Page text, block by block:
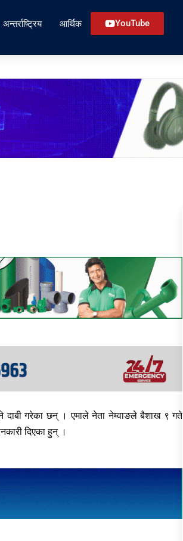
अन्तर्राष्ट्रिय आर्थिक YouTube
दाबी गरेका छन् । एमाले नेता नेम्वाङले बैशाख ९ गते
दिएका हुन् ।